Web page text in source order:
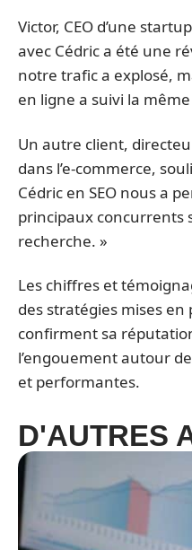
Victor, CEO d’une
avec Cédric a été une
notre trafic a explosé,
en ligne a suivi la
Un autre client,
dans l’e-commerce,
Cédric en SEO nous a
principaux concurrents
recherche. »
Les chiffres et
des stratégies mises en
confirment sa
l’engouement autour
et performantes.
D'AUTRES